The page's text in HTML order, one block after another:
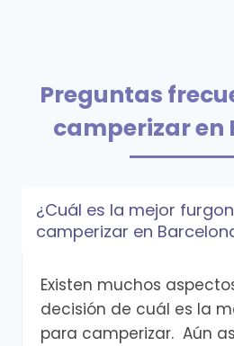
Preguntas
camperizar en
¿Cuál es la mejor
camperizar en
Existen muchos
decisión de cuál es la
para camperizar. Aún